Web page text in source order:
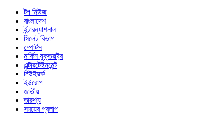
টপ নিউজ
বাংলাদেশ
ইন্টারন্যাশনাল
সিলেট বিভাগ
স্পোর্টস
মার্কিন যুক্তরাষ্ট্র
এন্টারটেইনমেন্ট
নিউইয়র্ক
ইউরোপ
জাতীয়
তারুণ্য
সময়ের প্রলাপ